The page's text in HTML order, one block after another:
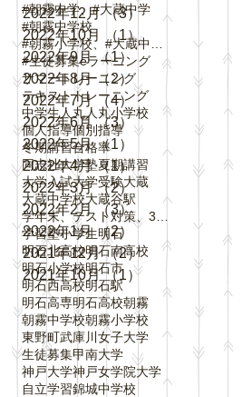
2022年12月 （3）3件の記事
2022年10月
（1）1件の記事
2022年9月 （1） 1件の記事
2022年8月 （2）2件の記事
2022年7月 （4）4件の記事
2022年6月 （3） 3件の記事
2022年5月 （1）
2022年4月 （1）1件の記事
2022年3月 （2）2件の記事
2022年2月 （3）3件の記事
2022年1月 （2）
2件の記事
2021年12月 （2）2件の記事
2021年10月 （1）1件の記事
#朝霧中学、#大蔵中学
#朝霧中学校
#生徒募集eラーニング
サマートレーニング
テキストトレーニング
中学生人丸人丸小学校
個人指導個別指導
冬期講習合格率
同志社大学塾夏期講習
大学入試大学受験大蔵
大蔵中学校大蔵谷駅
学習塾小学生明石
明石北高校明石南高校
明石小学校明石市
明石西高校明石駅
明石高専明石高校朝霧
朝霧中学校朝霧小学校
東野町武庫川女子大学
生徒募集甲南大学
神戸大学神戸女学院大学
自立学習錦城中学校